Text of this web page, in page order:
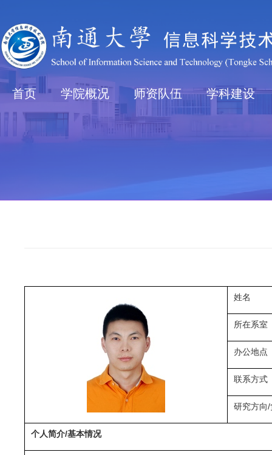
首页 学院概况 师资队伍 学科建设
姓名
所在系室
办公地点
联系方式
研究方向/
个人简介/基本情况